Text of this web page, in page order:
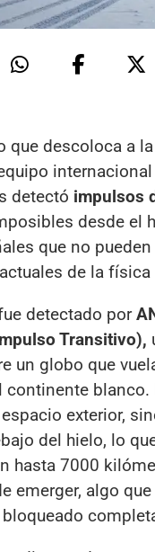
que descoloca a
detectó impulsos
desde el
que no
de la
detectado por
Transitivo),
un globo que
continente blanco.
exterior,
del hielo, lo
hasta 7000
emerger, algo